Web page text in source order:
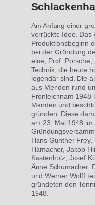
Am Anfang einer
verrückte Idee. Das
Produktionsbeginn
bei der Gründung
eine, Prof. Porsche,
Technik, die heute
legendär sind. Die
aus Menden rund
Fronleichnam 1948
Menden und
gründen. Diese
am 23. Mai 1948 im
Hans Günther
Hamacher, Jakob
Kastenholz, Josef
Änne Schumacher,
und Werner Wolff
gründeten den
1948.